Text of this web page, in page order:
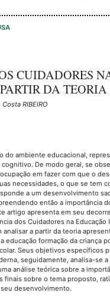
CUIDADORES
DA
RIBEIRO
do ambiente educacional,
De modo geral, se
em fazer com que o
necessidades, o que se tem
a um desenvolvimento
então a importância
artigo apresenta em seu
dos Cuidadores na
a partir da teoria
educação formação da
Seus objetivos específicos
seguidamente, analisa-se
análise teórica sobre a
finais sobre o tema proposto,
desenvolvimento.